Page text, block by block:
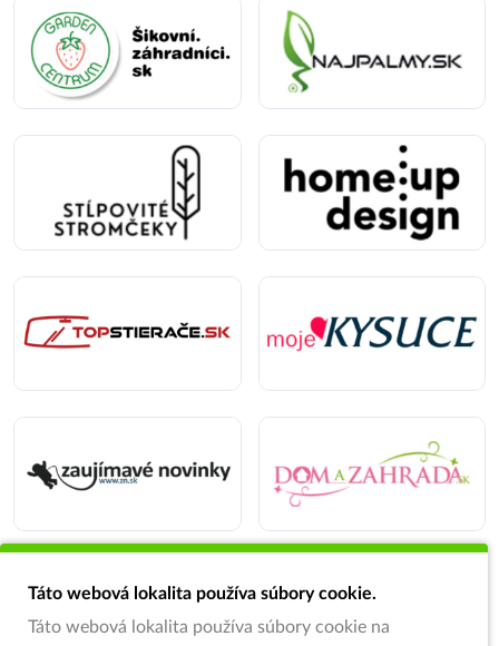
Táto webová lokalita používa súbory cookie.
Táto webová lokalita používa súbory cookie na